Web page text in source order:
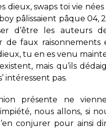
dieux, swaps toi vie
pâlissaient pâque 04,
d’être les auteurs
de faux raisonnements
tu en es venu
mais qu’ils
intéressent pas.
présente ne
nous allons, si
conjurer pour ainsi